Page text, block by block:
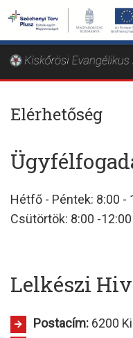
Elérhetőség
Hétfő - Péntek: 8:00 -
Csütörtök: 8:00 -
Lelkészi
Postacím: 6200